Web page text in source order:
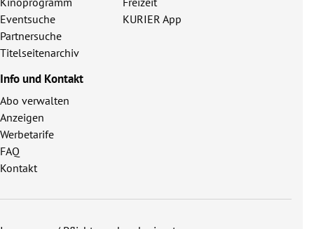
Eventsuche
Partnersuche
Titelseitenarchiv
KURIER App
Info und Kontakt
Abo verwalten
Anzeigen
Werbetarife
FAQ
Kontakt